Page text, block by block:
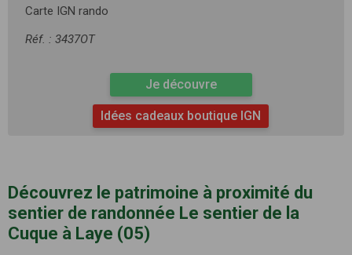
Carte IGN rando
Réf. : 3437OT
Je découvre
Idées cadeaux boutique IGN
Découvrez le patrimoine à proximité du
sentier de randonnée Le sentier de la
Cuque à Laye (05)